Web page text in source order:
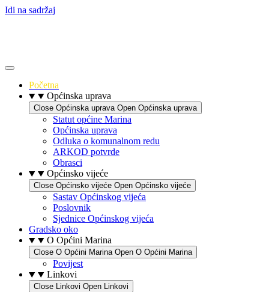
Idi na sadržaj
Početna
Općinska uprava
Close Općinska uprava Open Općinska uprava
Statut općine Marina
Općinska uprava
Odluka o komunalnom redu
ARKOD potvrde
Obrasci
Općinsko vijeće
Close Općinsko vijeće Open Općinsko vijeće
Sastav Općinskog vijeća
Poslovnik
Sjednice Općinskog vijeća
Gradsko oko
O Općini Marina
Close O Općini Marina Open O Općini Marina
Povijest
Linkovi
Close Linkovi Open Linkovi